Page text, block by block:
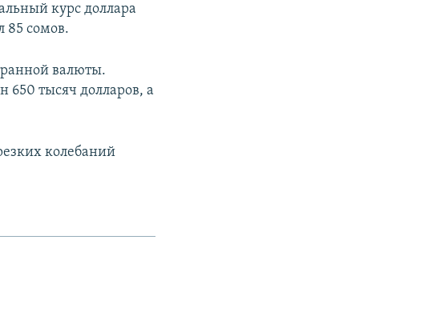
курс доллара
85 сомов.
валюты.
650 тысяч долларов, а
колебаний